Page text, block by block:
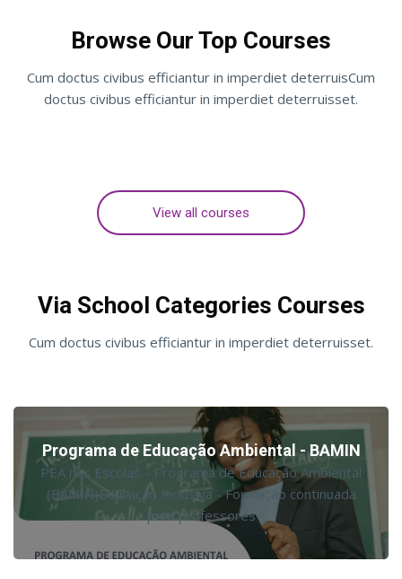
Browse Our Top Courses
Cum doctus civibus efficiantur in imperdiet deterruisCum
doctus civibus efficiantur in imperdiet deterruisset.
View all courses
Pular Categorias do curso
Via School Categories Courses
Cum doctus civibus efficiantur in imperdiet deterruisset.
Programa de Educação Ambiental - BAMIN
PEA nas Escolas - Programa de Educação Ambiental
(BAMIN)Educação Inclusiva - Formação continuada
para professores